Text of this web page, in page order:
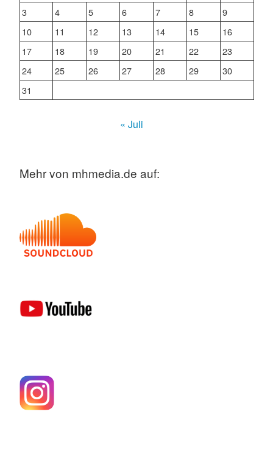
3
4 5 6 7 8
9
10
11 12 13 14 15
16
17
18 19 20 21 22
23
24
25 26 27 28 29
30
31
« Juli
Mehr von mhmedia.de auf: